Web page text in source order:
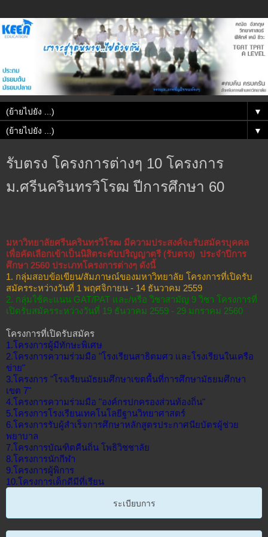
▼
▼
รับตรง โครงการต่างๆ 10 โครงการ
ม.ศรีนครินทรวิโรฒ ปีการศึกษา 60
มหาวิทยาลัยศรีนครินทรวิโรฒ มีความประสงค์จะรับสมัครบุคคล
เพื่อคัดเลือกเข้าเป็นนิสิตระดับปริญญาตรี (รับตรง) ประจำปีการ
ศึกษา 2560 ประเภทโครงการต่างๆ ดังนี้
1. กลุ่มสอบข้อเขียน/สัมภาษณ์ของมหาวิทยาลัย โครงการที่เปิดรับ
สมัครระหว่างวันที่ 1 พฤศจิกายน - 14 ธันวาคม 2559
2. กลุ่มใช้คะแนน GAT/PAT และ/หรือ วิชาสามัญ 9 วิชา โครงการที่
เปิดรับสมัครระหว่างวันที่ 19 ธันวาคม 2559 - 29 มกราคม 2560
โครงการที่เปิดรับสมัคร
1.โครงการผู้มีทักษะพิเศษ
2.โครงการความร่วมมือ "โรงเรียนสาธิตมศว และโรงเรียนในเครือ
ข่าย"
3.โครงการ "โรงเรียนมัธยมศึกษาเขตพื้นที่การศึกษามัธยมศึกษา
เขต 7"
4.โครงการความร่วมมือ "องค์กรปกครองส่วนท้องถิ่น"
5.โครงการโรงเรียนเทคโนโลยีฐานวิทยาศาสตร์
6.โครงการรับผู้สำเร็จการศึกษาหลักสูตรประกาศนียบัตรผู้ช่วย
พยาบาล
7.โครงการบัณฑิตคืนถิ่น โพธิวิชชาลัย
8.โครงการนักกีฬา
9.โครงการผู้พิการ
10.โครงการเด็กดีมีที่เรียน
ระเบียบการ